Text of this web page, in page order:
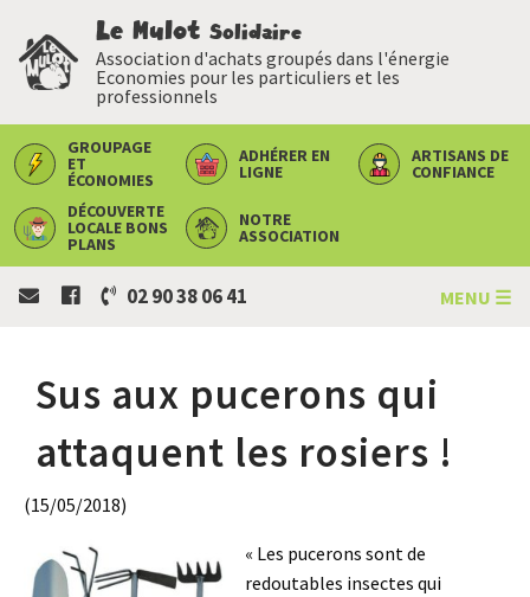
Le Mulot Solidaire
Association d'achats groupés dans l'énergie
Economies pour les particuliers et les
professionnels
GROUPAGE
ET
ÉCONOMIES
ADHÉRER EN
LIGNE
ARTISANS DE
CONFIANCE
DÉCOUVERTE
LOCALE BONS
PLANS
NOTRE
ASSOCIATION
02 90 38 06 41 MENU ☰
Sus aux pucerons qui
attaquent les rosiers !
(15/05/2018)
« Les pucerons sont de
redoutables insectes qui